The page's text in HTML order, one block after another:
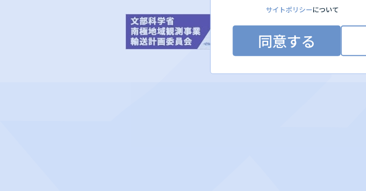
サイトポリシーについて
同意する